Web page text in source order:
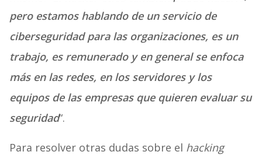
pero estamos hablando de un servicio de
ciberseguridad para las organizaciones, es un
trabajo, es remunerado y en general se enfoca
más en las redes, en los servidores y los
equipos de las empresas que quieren evaluar su
seguridad“.
Para resolver otras dudas sobre el hacking